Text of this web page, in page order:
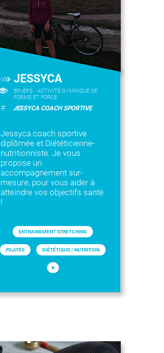
JESSYCA
BPJEPS - ACTIVITÉ GYMNIQUE DE
FORME ET FORCE
# JESSYCA COACH SPORTIVE
Jessyca coach sportive
diplômée et Diététicienne-
nutritionniste. Je vous
propose un
accompagnement sur-
mesure, pour vous aider à
atteindre vos objectifs santé
!
ENTRAINEMENT STRETCHING
PILATES DIÉTÉTIQUE / NUTRITION
+